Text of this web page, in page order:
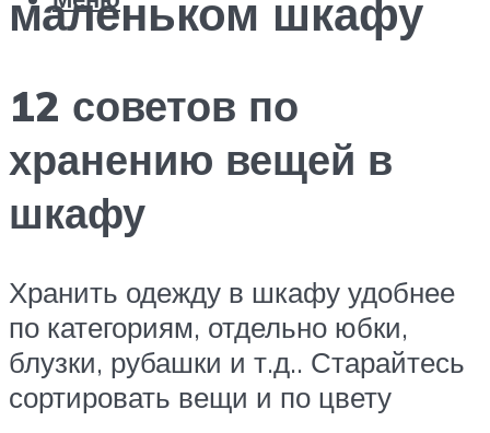
маленьком шкафу
12 советов по
хранению вещей в
шкафу
Хранить одежду в шкафу удобнее
по категориям, отдельно юбки,
блузки, рубашки и т.д.. Старайтесь
сортировать вещи и по цвету